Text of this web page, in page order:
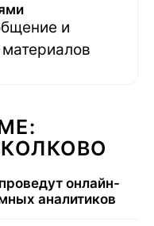
и
аналитиков